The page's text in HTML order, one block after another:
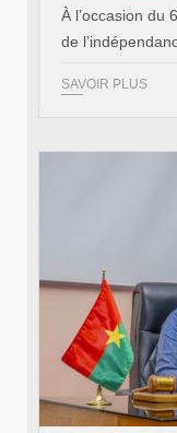
À l’occasion du
de
SAVOIR PLUS